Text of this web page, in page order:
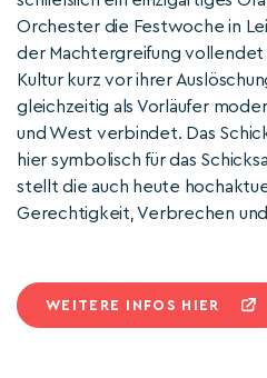
Orchester die Festwoche in
der Machtergreifung vollendet
Kultur kurz vor ihrer
gleichzeitig als Vorläufer
und West verbindet. Das
hier symbolisch für das
stellt die auch heute
Gerechtigkeit, Verbrechen und
WEITERE INFOS HIER